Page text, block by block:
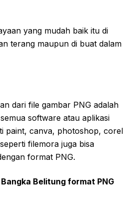
yang mudah baik itu di
terang maupun di buat dalam
dari file gambar PNG adalah
software atau aplikasi
paint, canva, photoshop, corel
filemora juga bisa
format PNG.
Belitung format PNG